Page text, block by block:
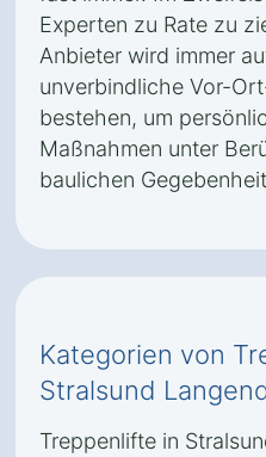
Experten zu Rate zu
Anbieter wird immer
unverbindliche Vor-
bestehen, um
Maßnahmen unter
baulichen
Kategorien von
Stralsund
Treppenlifte in